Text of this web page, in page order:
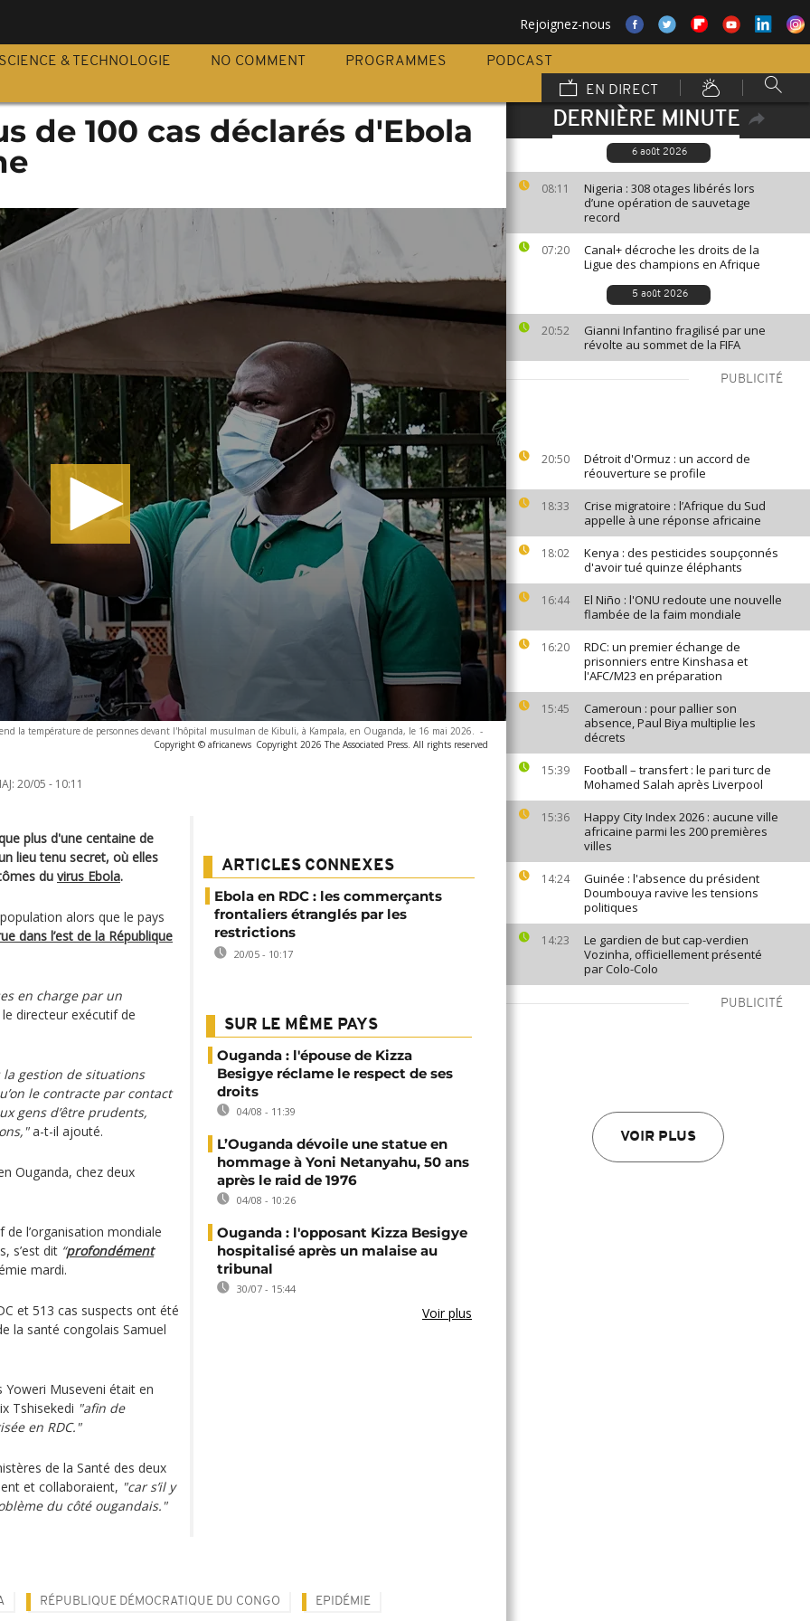
Rejoignez-nous
SCIENCE & TECHNOLOGIE NO COMMENT PROGRAMMES
PODCAST
EN DIRECT
DERNIÈRE MINUTE
6 août 2026
08:11
Nigeria : 308 otages libérés lors
d’une opération de sauvetage
record
07:20
Canal+ décroche les droits de la
Ligue des champions en Afrique
5 août 2026
20:52
Gianni Infantino fragilisé par une
révolte au sommet de la FIFA
PUBLICITÉ
20:50
Détroit d'Ormuz : un accord de
réouverture se profile
18:33
Crise migratoire : l’Afrique du Sud
appelle à une réponse africaine
18:02
Kenya : des pesticides soupçonnés
d'avoir tué quinze éléphants
16:44
El Niño : l'ONU redoute une nouvelle
flambée de la faim mondiale
16:20
RDC: un premier échange de
prisonniers entre Kinshasa et
l'AFC/M23 en préparation
15:45
Cameroun : pour pallier son
absence, Paul Biya multiplie les
décrets
15:39
Football – transfert : le pari turc de
Mohamed Salah après Liverpool
15:36
Happy City Index 2026 : aucune ville
africaine parmi les 200 premières
villes
14:24
Guinée : l'absence du président
Doumbouya ravive les tensions
politiques
14:23
Le gardien de but cap-verdien
Vozinha, officiellement présenté
par Colo-Colo
PUBLICITÉ
VOIR PLUS
de 100 cas déclarés d'Ebola
la température de personnes devant l'hôpital musulman de Kibuli, à Kampala, en Ouganda, le 16 mai 2026. -
Copyright © africanews Copyright 2026 The Associated Press. All rights reserved
20/05 - 10:11
plus d'une centaine de
lieu tenu secret, où elles
du virus Ebola.
alors que le pays
dans l’est de la République
en charge par un
directeur exécutif de
gestion de situations
le contracte par contact
gens d’être prudents,
a-t-il ajouté.
Ouganda, chez deux
l’organisation mondiale
s’est dit “profondément
mardi.
et 513 cas suspects ont été
la santé congolais Samuel
Yoweri Museveni était en
Tshisekedi "afin de
en RDC."
de la Santé des deux
et collaboraient, "car s’il y
du côté ougandais."
ARTICLES CONNEXES
Ebola en RDC : les commerçants
frontaliers étranglés par les
restrictions
20/05 - 10:17
SUR LE MÊME PAYS
Ouganda : l'épouse de Kizza
Besigye réclame le respect de ses
droits
04/08 - 11:39
L’Ouganda dévoile une statue en
hommage à Yoni Netanyahu, 50 ans
après le raid de 1976
04/08 - 10:26
Ouganda : l'opposant Kizza Besigye
hospitalisé après un malaise au
tribunal
30/07 - 15:44
Voir plus
RÉPUBLIQUE DÉMOCRATIQUE DU CONGO EPIDÉMIE